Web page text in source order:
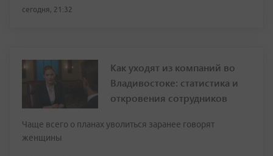
сегодня, 21:32
Как уходят из компаний во
Владивостоке: статистика и
откровения сотрудников
Чаще всего о планах уволиться заранее говорят
женщины